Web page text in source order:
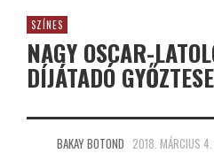
SZÍNES
NAGY OSCAR-
DÍJÁTADÓ
BAKAY BOTOND 2018. MÁRCIUS 4.